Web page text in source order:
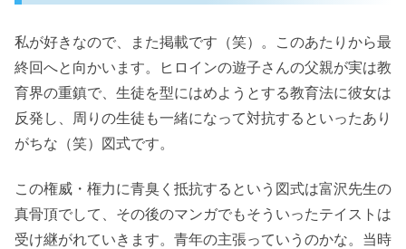
私が好きなので、また掲載です（笑）。このあたりから最
終回へと向かいます。ヒロインの遊子さんの父親が実は教
育界の重鎮で、生徒を型にはめようとする教育法に彼女は
反発し、周りの生徒も一緒になって対抗するといったあり
がちな（笑）図式です。
この権威・権力に青臭く抵抗するという図式は富沢先生の
真骨頂でして、その後のマンガでもそういったテイストは
受け継がれていきます。青年の主張っていうのかな。当時